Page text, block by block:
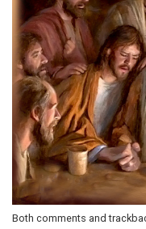
Both comments and